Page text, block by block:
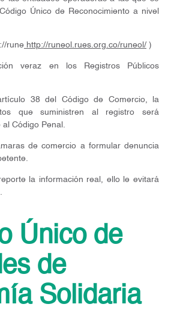
Único de Reconocimiento a nivel
rune http://runeol.rues.org.co/runeol/ )
veraz en los Registros Públicos
38 del Código de Comercio, la
que suministren al registro será
Código Penal.
de comercio a formular denuncia
la información real, ello le evitará
Único de
de
Solidaria